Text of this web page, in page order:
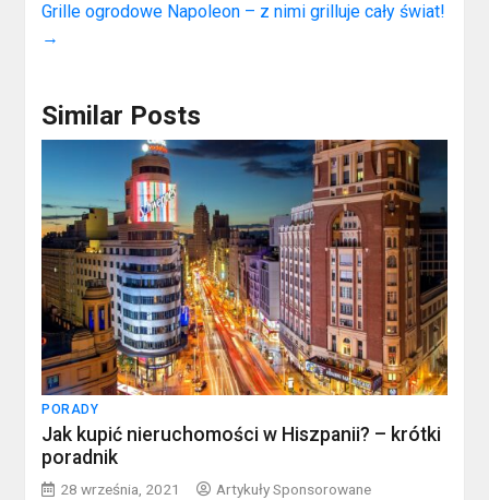
Grille ogrodowe Napoleon – z nimi grilluje cały świat!
→
Similar Posts
PORADY
Jak kupić nieruchomości w Hiszpanii? – krótki
poradnik
28 września, 2021 Artykuły Sponsorowane